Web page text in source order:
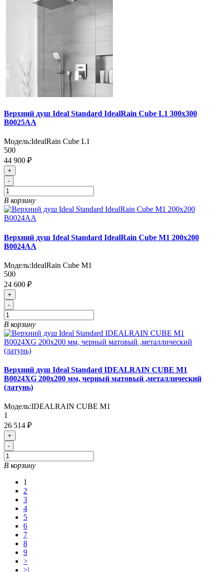
Верхний душ Ideal Standard IdealRain Cube L1 300x300
B0025АА
Модель:IdealRain Cube L1
500
44 900 ₽
+
-
В корзину
Верхний душ Ideal Standard IdealRain Cube M1 200x200
B0024АА
Модель:IdealRain Cube M1
500
24 600 ₽
+
-
В корзину
Верхний душ Ideal Standard IDEALRAIN CUBE M1
B0024XG 200x200 мм, черный матовый ,металлический
(латунь)
Модель:IDEALRAIN CUBE M1
1
26 514 ₽
+
-
В корзину
1
2
3
4
5
6
7
8
9
>
>|